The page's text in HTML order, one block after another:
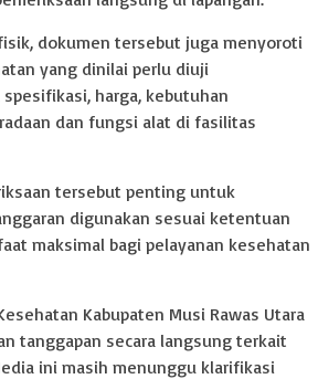
dokumen tersebut juga menyoroti
yang dinilai perlu diuji
harga, kebutuhan
dan fungsi alat di fasilitas
tersebut penting untuk
digunakan sesuai ketentuan
maksimal bagi pelayanan kesehatan
Kabupaten Musi Rawas Utara
tanggapan secara langsung terkait
ini masih menunggu klarifikasi